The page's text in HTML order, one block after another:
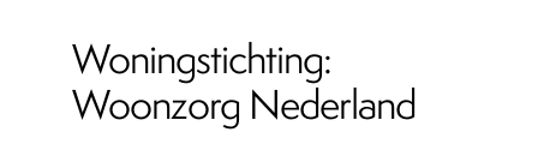
PortalWoningstichting:
Woonzorg Nederland